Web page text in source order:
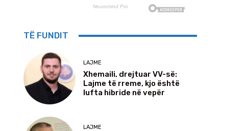
TË FUNDIT
LAJME
Xhemaili, drejtuar VV-së:
Lajme të rreme, kjo është
lufta hibride në vepër
LAJME